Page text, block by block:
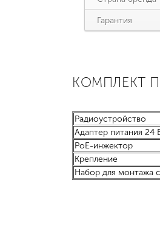
Гарантия
КОМПЛЕКТ
Радиоустройство
Адаптер питания 24
PoE-инжектор
Крепление
Набор для монтажа